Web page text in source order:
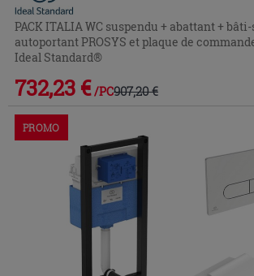
PACK ITALIA WC suspendu + abattant +
autoportant PROSYS et plaque de
Ideal Standard®
732,23 € /PC907,20 €
PROMO